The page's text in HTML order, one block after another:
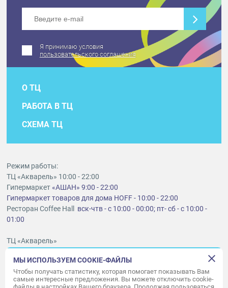
Я принимаю условия
пользовательского соглашения
О ТЦ
РАБОТА В ТЦ
СХЕМА ТЦ
Режим работы:
ТЦ «Акварель» 10:00 - 22:00
Гипермаркет«АШАН» 9:00 - 22:00
Гипермаркет товаров для дома HOFF - 10:00 - 22:00
Ресторан Coffee Hall вск-чтв - с 10:00 - 00:00; пт- сб - с 10:00 -
01:00
ТЦ «Акварель»
lt@aquarelle-centre.ru
ООО «Акварель»
МЫ ИСПОЛЬЗУЕМ COOKIE-ФАЙЛЫ
Чтобы получать статистику, которая помогает показывать Вам
самые интересные предложения. Вы можете отключить cookie-